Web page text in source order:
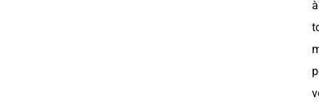
à